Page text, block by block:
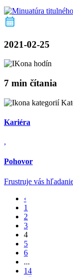
2021-02-25
7 min čítania
Kariéra
,
Pohovor
Frustruje vás
‹
1
2
3
4
5
6
...
14